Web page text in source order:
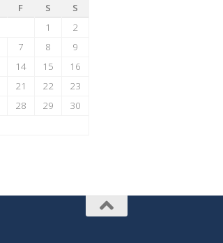
F S
S
1
2
7 8
9
14 15
16
21 22
23
28 29
30